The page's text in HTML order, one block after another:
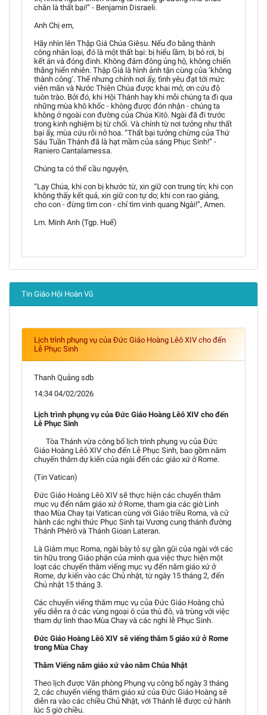
chắn là thất bại!” - Benjamin Disraeli.
Anh Chị em,
Hãy nhìn lên Thập Giá Chúa Giêsu. Nếu đo bằng thành
công nhân loại, đó là một thất bại: bị hiểu lầm, bị bỏ rơi, bị
kết án và đóng đinh. Không đám đông ủng hộ, không chiến
thắng hiển nhiên. Thập Giá là hình ảnh tận cùng của ‘không
thành công’. Thế nhưng chính nơi ấy, tình yêu đạt tới mức
viên mãn và Nước Thiên Chúa được khai mở, ơn cứu độ
tuôn trào. Bởi đó, khi Hội Thánh hay khi mỗi chúng ta đi qua
những mùa khô khốc - không được đón nhận - chúng ta
không ở ngoài con đường của Chúa Kitô. Ngài đã đi trước
trong kinh nghiệm bị từ chối. Và chính từ nơi tưởng như thất
bại ấy, mùa cứu rỗi nở hoa. “Thất bại tưởng chừng của Thứ
Sáu Tuần Thánh đã là hạt mầm của sáng Phục Sinh!” -
Raniero Cantalamessa.
Chúng ta có thể cầu nguyện,
“Lạy Chúa, khi con bị khước từ, xin giữ con trung tín; khi con
không thấy kết quả, xin giữ con tự do; khi con rao giảng,
cho con - đừng tìm con - chỉ tìm vinh quang Ngài!”, Amen.
Lm. Minh Anh (Tgp. Huế)
Tin Giáo Hội Hoàn Vũ
Lịch trình phụng vụ của Đức Giáo Hoàng Lêô XIV cho đến
Lễ Phục Sinh
Thanh Quảng sdb
14:34 04/02/2026
Lịch trình phụng vụ của Đức Giáo Hoàng Lêô XIV cho đến
Lễ Phục Sinh
Tòa Thánh vừa công bố lịch trình phụng vụ của Đức
Giáo Hoàng Lêô XIV cho đến Lễ Phục Sinh, bao gồm năm
chuyến thăm dự kiến của ngài đến các giáo xứ ở Rome.
(Tin Vatican)
Đức Giáo Hoàng Lêô XIV sẽ thực hiện các chuyến thăm
mục vụ đến năm giáo xứ ở Rome, tham gia các giờ Linh
thao Mùa Chay tại Vatican cùng với Giáo triều Roma, và cử
hành các nghi thức Phục Sinh tại Vương cung thánh đường
Thánh Phêrô và Thánh Gioan Lateran.
Là Giám mục Roma, ngài bày tỏ sự gần gũi của ngài với các
tín hữu trong Giáo phận của mình qua việc thực hiện một
loạt các chuyến thăm viếng mục vụ đến năm giáo xứ ở
Rome, dự kiến vào các Chủ nhật, từ ngày 15 tháng 2, đến
Chủ nhật 15 tháng 3.
Các chuyến viếng thăm mục vụ của Đức Giáo Hoàng chủ
yếu diễn ra ở các vùng ngoại ô của thủ đô, và trùng với việc
tham dự linh thao Mùa Chay và các nghi lễ Phục Sinh.
Đức Giáo Hoàng Lêô XIV sẽ viếng thăm 5 giáo xứ ở Rome
trong Mùa Chay
Thăm Viếng năm giáo xứ vào năm Chúa Nhật
Theo lịch được Văn phòng Phụng vụ công bố ngày 3 tháng
2, các chuyến viếng thăm giáo xứ của Đức Giáo Hoàng sẽ
diễn ra vào các chiều Chủ Nhật, với Thánh lễ được cử hành
lúc 5 giờ chiều.